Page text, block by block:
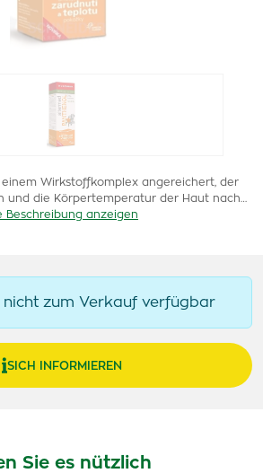
Wirkstoffkomplex angereichert, der
und die Körpertemperatur der Haut nach…
Beschreibung anzeigen
nicht zum Verkauf verfügbar
SICH INFORMIEREN
Sie es nützlich